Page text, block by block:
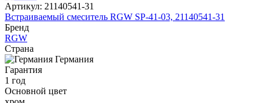
Артикул: 21140541-31
Встраиваемый смеситель RGW SP-41-03, 21140541-31
Бренд
RGW
Страна
Германия
Гарантия
1 год
Основной цвет